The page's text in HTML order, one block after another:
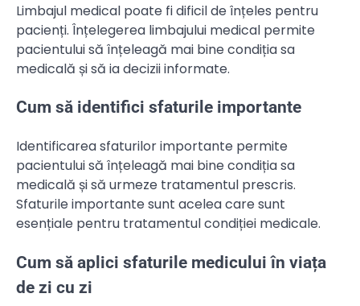
Limbajul medical poate fi dificil de înțeles pentru
pacienți. Înțelegerea limbajului medical permite
pacientului să înțeleagă mai bine condiția sa
medicală și să ia decizii informate.
Cum să identifici sfaturile importante
Identificarea sfaturilor importante permite
pacientului să înțeleagă mai bine condiția sa
medicală și să urmeze tratamentul prescris.
Sfaturile importante sunt acelea care sunt
esențiale pentru tratamentul condiției medicale.
Cum să aplici sfaturile medicului în viața
de zi cu zi